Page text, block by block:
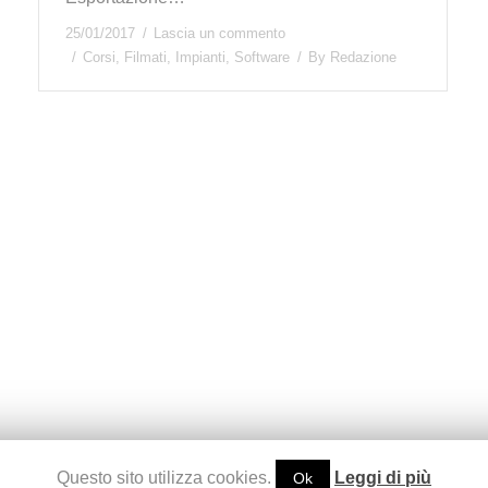
25/01/2017
Lascia un commento
Corsi, Filmati, Impianti, Software By Redazione
S.r.l. - Piazza Monteoliveto 6/a - 51100 Pistoia - tel. 0573 99291 - fax.
Questo sito utilizza cookies. Ok Leggi di più